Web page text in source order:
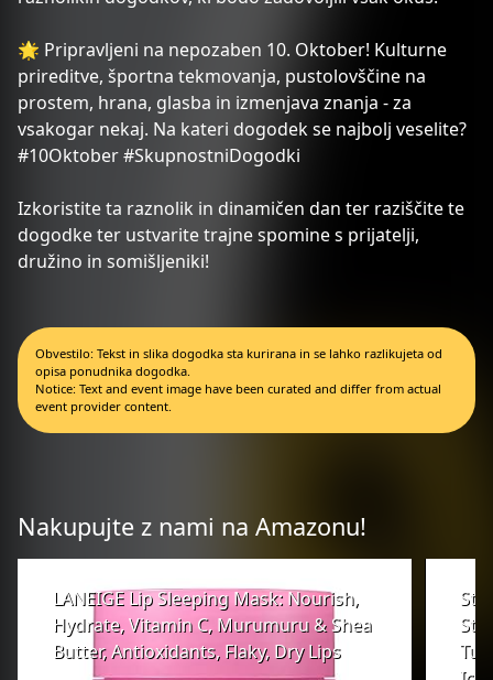
🌟 Pripravljeni na nepozaben 10. Oktober! Kulturne
prireditve, športna tekmovanja, pustolovščine na
prostem, hrana, glasba in izmenjava znanja - za
vsakogar nekaj. Na kateri dogodek se najbolj veselite?
#10Oktober #SkupnostniDogodki
Izkoristite ta raznolik in dinamičen dan ter raziščite te
dogodke ter ustvarite trajne spomine s prijatelji,
družino in somišljeniki!
Obvestilo: Tekst in slika dogodka sta kurirana in se lahko razlikujeta od
opisa ponudnika dogodka.
Notice: Text and event image have been curated and differ from actual
event provider content.
Nakupujte z nami na Amazonu!
LANEIGE Lip Sleeping Mask: Nourish,
Hydrate, Vitamin C, Murumuru & Shea
Butter, Antioxidants, Flaky, Dry Lips